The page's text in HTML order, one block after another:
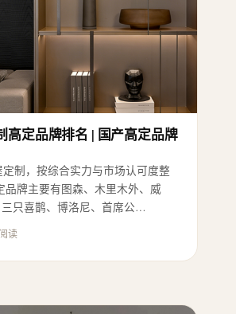
高定品牌排名 | 国产高定品牌
制，按综合实力与市场认可度整
品牌主要有图森、木里木外、威
只喜鹊、博洛尼、首席公…
读